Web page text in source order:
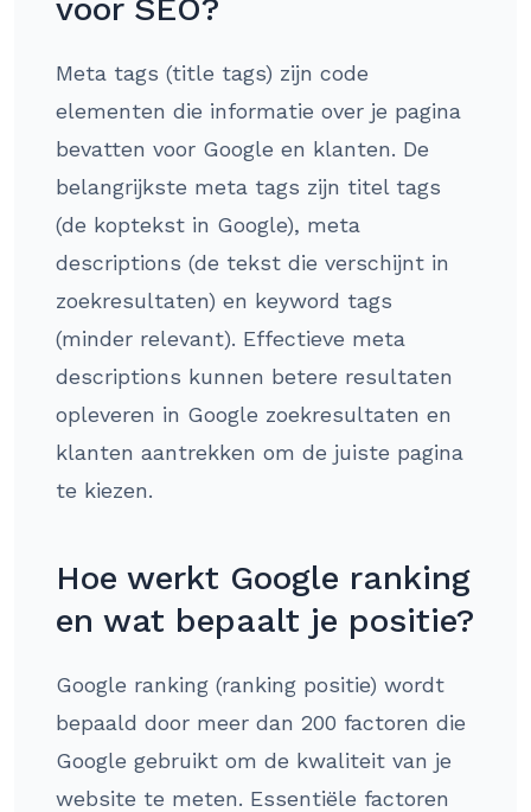
voor SEO?
Meta tags (title tags) zijn code
elementen die informatie over je pagina
bevatten voor Google en klanten. De
belangrijkste meta tags zijn titel tags
(de koptekst in Google), meta
descriptions (de tekst die verschijnt in
zoekresultaten) en keyword tags
(minder relevant). Effectieve meta
descriptions kunnen betere resultaten
opleveren in Google zoekresultaten en
klanten aantrekken om de juiste pagina
te kiezen.
Hoe werkt Google ranking
en wat bepaalt je positie?
Google ranking (ranking positie) wordt
bepaald door meer dan 200 factoren die
Google gebruikt om de kwaliteit van je
website te meten. Essentiële factoren